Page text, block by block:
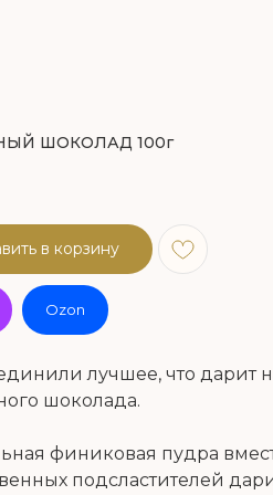
ШОКОЛАД 100г
в корзину
Ozon
лучшее, что дарит
шоколада.
финиковая пудра
подсластителей